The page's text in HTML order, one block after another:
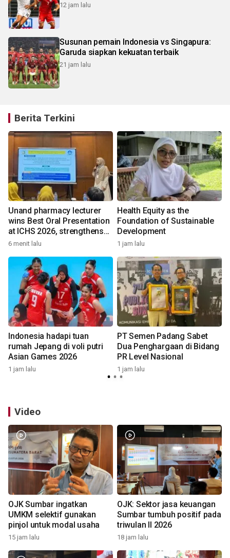
12 jam lalu
Susunan pemain Indonesia vs Singapura:
Garuda siapkan kekuatan terbaik
21 jam lalu
Berita Terkini
Unand pharmacy lecturer
wins Best Oral Presentation
at ICHS 2026, strengthens
research collaboration with
6 menit lalu
Health Equity as the
Foundation of Sustainable
Development
1 jam lalu
Indonesia hadapi tuan
rumah Jepang di voli putri
Asian Games 2026
1 jam lalu
PT Semen Padang Sabet
Dua Penghargaan di Bidang
PR Level Nasional
1 jam lalu
Video
OJK Sumbar ingatkan
UMKM selektif gunakan
pinjol untuk modal usaha
15 jam lalu
OJK: Sektor jasa keuangan
Sumbar tumbuh positif pada
triwulan II 2026
18 jam lalu